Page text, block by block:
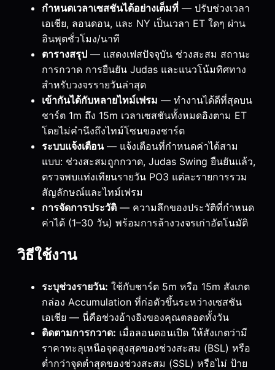
กำหนดเวลาเซสชันได้อย่างเต็มที่ — ปรับช่วงเวลา
เอเชีย, ลอนดอน, และ NY เป็นเวลา ET ใดๆ ผ่าน
อินพุตชั่วโมง/นาที
ตารางสรุป — แสดงเฟสปัจจุบัน ช่วงสะสม สถานะ
การกวาด การยืนยัน Judas และแนวโน้มทิศทาง
สำหรับวงจรรายวันล่าสุด
เข้ากันได้กับหลายไทม์เฟรม — ทำงานได้ดีที่สุดบน
ชาร์ต 1m ถึง 15m เวลาเซสชันทั้งหมดอิงตาม ET
โดยไม่คำนึงถึงไทม์โซนของชาร์ต
ระบบแจ้งเตือน— แจ้งเตือนที่กำหนดค่าได้สาม
แบบ: ช่วงสะสมถูกกวาด, Judas Swing ยืนยันแล้ว,
ตรวจพบแท่งเทียนรายวัน PO3 แต่ละรายการรวม
สัญลักษณ์และไทม์เฟรม
การจัดการประวัติ — ความลึกของประวัติที่กำหนด
ค่าได้ (1–30 วัน) พร้อมการล้างวงจรเก่าอัตโนมัติ
วิธีใช้งาน
ระบุช่วงรายวัน: ใช้กับชาร์ต 5m หรือ 15m สังเกต
กล่อง Accumulation ที่ก่อตัวขึ้นระหว่างเซสชัน
เอเชีย — นี่คือช่วงอ้างอิงของคุณตลอดทั้งวัน
ติดตามการกวาด: เมื่อลอนดอนเปิด ให้สังเกตว่ามี
ราคาทะลุเหนือจุดสูงสุดของช่วงสะสม (BSL) หรือ
ต่ำกว่าจุดต่ำสุดของช่วงสะสม (SSL) หรือไม่ ป้าย